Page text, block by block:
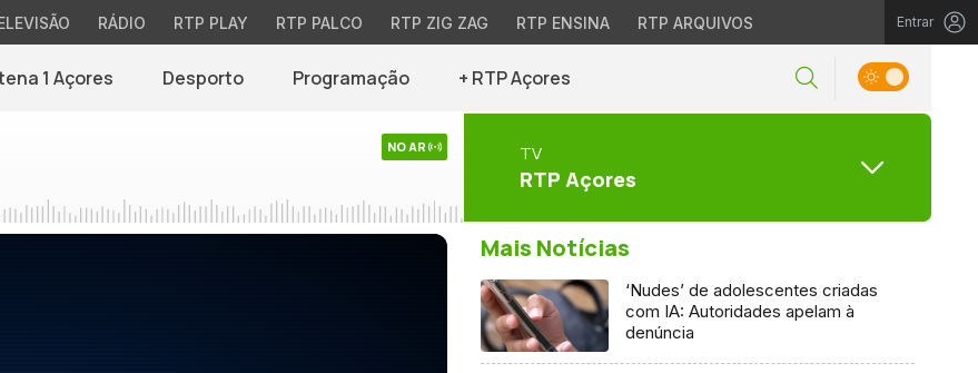
RÁDIO RTP PLAY RTP PALCO RTP ZIG ZAG RTP ENSINA RTP ARQUIVOS Entrar
1 Açores Desporto Programação + RTP Açores
NO AR TV
RTP Açores
Mais Notícias
‘Nudes’ de adolescentes criadas
com IA: Autoridades apelam à
denúncia